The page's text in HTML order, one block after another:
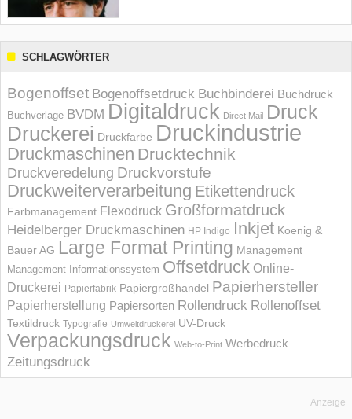
SCHLAGWÖRTER
Bogenoffset Bogenoffsetdruck Buchbinderei Buchdruck
Buchverlage BVDM Digitaldruck Direct Mail Druck
Druckerei Druckfarbe Druckindustrie
Druckmaschinen Drucktechnik
Druckveredelung Druckvorstufe
Druckweiterverarbeitung Etikettendruck
Farbmanagement Flexodruck Großformatdruck
Heidelberger Druckmaschinen HP Indigo Inkjet Koenig &
Bauer AG Large Format Printing Management
Management Informations­system Offsetdruck Online-
Druckerei Papierfabrik Papiergroßhandel Papierhersteller
Papierherstellung Papiersorten Rollendruck Rollenoffset
Textildruck Typografie Umweltdruckerei UV-Druck
Verpackungsdruck Web-to-Print Werbedruck
Zeitungsdruck
Anzeige